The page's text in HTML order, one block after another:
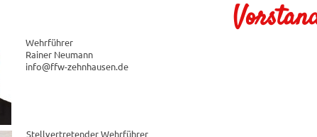
Wehrführer
Rainer Neumann
info@ffw-zehnhausen.de
Stellvertretender Wehrführer